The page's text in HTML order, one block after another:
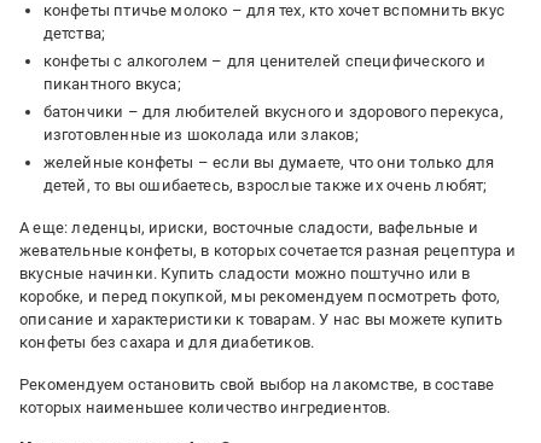
конфеты птичье молоко – для тех, кто хочет вспомнить вкус
детства;
конфеты с алкоголем – для ценителей специфического и
пикантного вкуса;
батончики – для любителей вкусного и здорового перекуса,
изготовленные из шоколада или злаков;
желейные конфеты – если вы думаете, что они только для
детей, то вы ошибаетесь, взрослые также их очень любят;
А еще: леденцы, ириски, восточные сладости, вафельные и
жевательные конфеты, в которых сочетается разная рецептура и
вкусные начинки. Купить сладости можно поштучно или в
коробке, и перед покупкой, мы рекомендуем посмотреть фото,
описание и характеристики к товарам. У нас вы можете купить
конфеты без сахара и для диабетиков.
Рекомендуем остановить свой выбор на лакомстве, в составе
которых наименьшее количество ингредиентов.